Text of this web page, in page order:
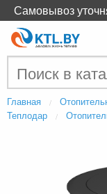
Главная
Теплодар
Самовывоз